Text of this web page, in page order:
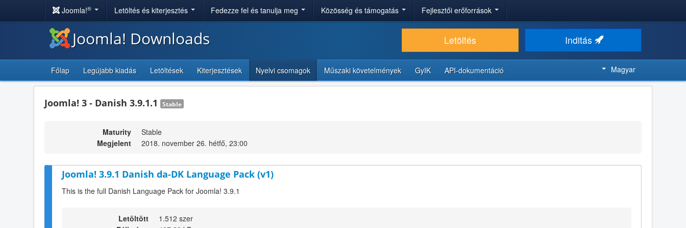
Joomla!® Letöltés és kiterjesztés Fedezze fel és tanulja meg Közösség és támogatás Fejlesztői erőforrások
Joomla! Downloads Letöltés Inditás
Főlap Legújabb kiadás Letöltések Kiterjesztések Nyelvi csomagok Műszaki követelmények GyIK API-dokumentáció Magyar
Joomla! 3 - Danish 3.9.1.1 Stable
Maturity
Stable
Megjelent
2018. november 26. hétfő, 23:00
Joomla! 3.9.1 Danish da-DK Language Pack (v1)
This is the full Danish Language Pack for Joomla! 3.9.1
Letöltött
1.512 szer